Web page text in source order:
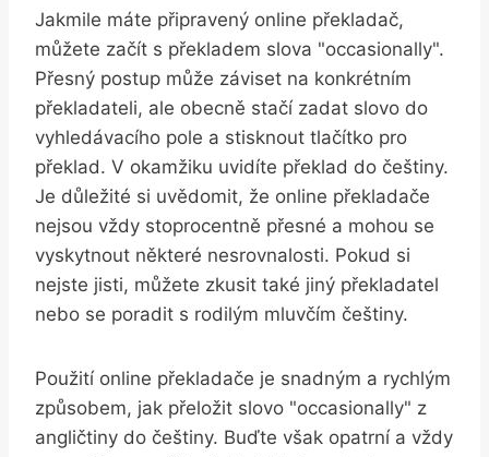
Jakmile máte připravený online překladač,
můžete začít s překladem slova "occasionally".
Přesný postup může záviset na konkrétním
překladateli, ale obecně stačí zadat slovo do
vyhledávacího pole a stisknout tlačítko pro
překlad. V okamžiku uvidíte překlad do češtiny.
Je důležité si uvědomit, že online překladače
nejsou vždy stoprocentně přesné a mohou se
vyskytnout některé nesrovnalosti. Pokud si
nejste jisti, můžete zkusit také jiný překladatel
nebo se poradit s rodilým mluvčím češtiny.
Použití online překladače je snadným a rychlým
způsobem, jak přeložit slovo "occasionally" z
angličtiny do češtiny. Buďte však opatrní a vždy